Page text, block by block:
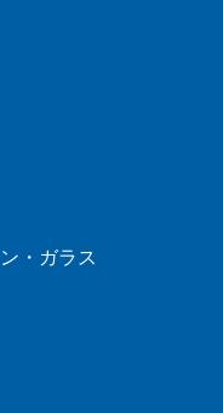
・ガラス